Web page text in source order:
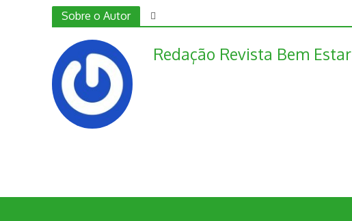
Sobre o Autor
Redação Revista Bem Estar